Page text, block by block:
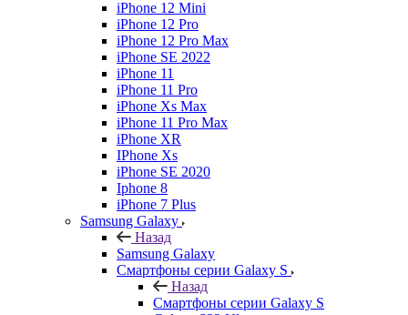
iPhone 12 Mini
iPhone 12 Pro
iPhone 12 Pro Max
iPhone SE 2022
iPhone 11
iPhone 11 Pro
iPhone Xs Max
iPhone 11 Pro Max
iPhone XR
IPhone Xs
iPhone SE 2020
Iphone 8
iPhone 7 Plus
Samsung Galaxy
Назад
Samsung Galaxy
Смартфоны серии Galaxy S
Назад
Смартфоны серии Galaxy S